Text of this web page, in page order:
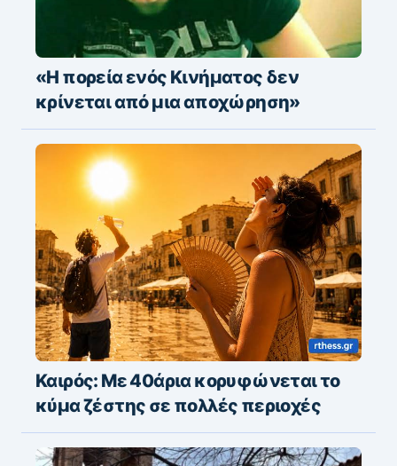
«Η πορεία ενός Κινήματος δεν
κρίνεται από μια αποχώρηση»
Καιρός: Με 40άρια κορυφώνεται το
κύμα ζέστης σε πολλές περιοχές